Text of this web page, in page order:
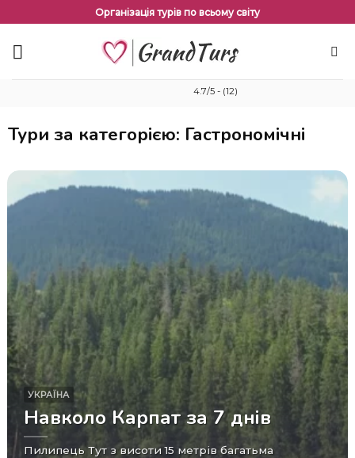
змісту
Організація турів по всьому світу
4.7/5 - (12)
Тури за категорією: Гастрономічні
УКРАЇНА
Навколо Карпат за 7 днів
Пилипець Тут з висоти 15 метрів багатьма